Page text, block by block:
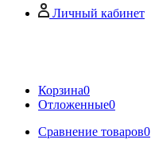
Личный кабинет
Корзина0
Отложенные0
Сравнение товаров0